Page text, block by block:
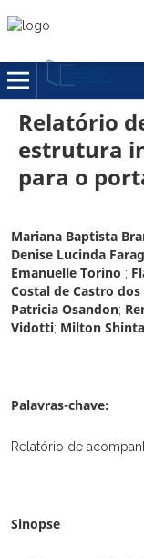
Relatório
estrutura
para o
Mariana Baptista
Denise Lucinda
Emanuelle Torino ;
Costal de Castro dos
Patricia Osandon;
Vidotti; Milton
Palavras-chave:
Relatório de
Sinopse